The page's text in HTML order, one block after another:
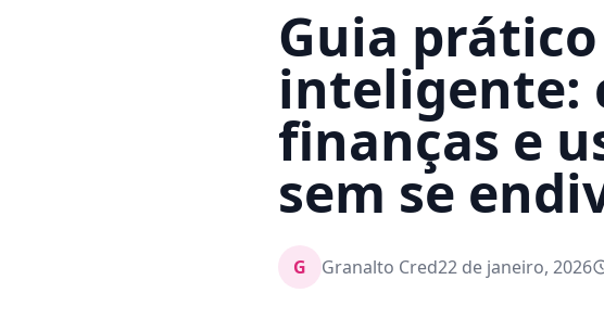
Guia
inteligente:
finanças e
sem se
G Granalto Cred22 de janeiro, 2026